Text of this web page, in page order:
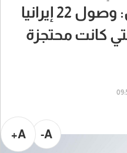
وزير خارجية باكستان: وصول 22 إيرانيا
كانت محتجزة
A-
A+